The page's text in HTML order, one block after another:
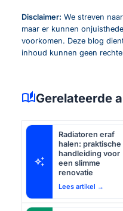
Disclaimer: We streven
maar er kunnen
voorkomen. Deze blog
inhoud kunnen geen
auto_storiesGerelateerde
auto_awesome
Radiatoren eraf
halen: praktische
handleiding voor
een slimme
renovatie
Lees artikel →